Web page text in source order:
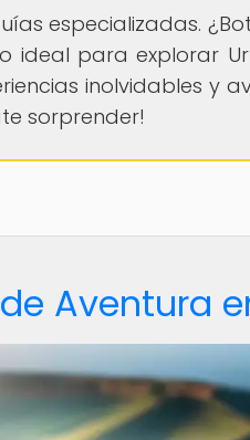
especializadas.
ideal para explorar
inolvidables y
sorprender!
Aventura